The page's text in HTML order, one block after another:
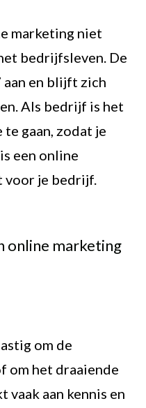
marketing niet
bedrijfsleven. De
en blijft zich
Als bedrijf is het
gaan, zodat je
een online
voor je bedrijf.
online marketing
om de
om het draaiende
aan kennis en